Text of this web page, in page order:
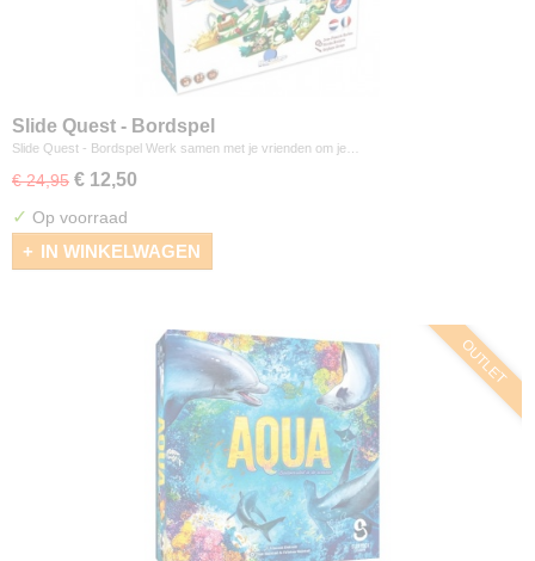
Slide Quest - Bordspel
Slide Quest - Bordspel Werk samen met je vrienden om je…
€ 24,95 € 12,50
✓ Op voorraad
IN WINKELWAGEN
OUTLET